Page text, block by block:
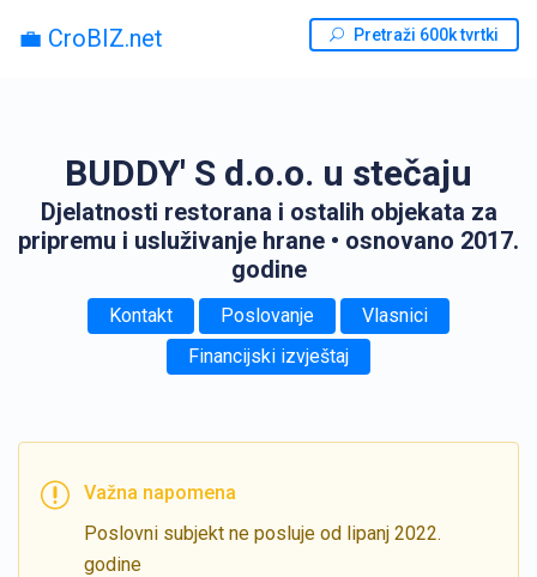
💼 CroBIZ.net Pretraži 600k tvrtki
BUDDY' S d.o.o. u stečaju
Djelatnosti restorana i ostalih objekata za
pripremu i usluživanje hrane • osnovano 2017.
godine
Kontakt Poslovanje
Vlasnici
Financijski izvještaj
Važna napomena
Poslovni subjekt ne posluje od lipanj 2022.
godine